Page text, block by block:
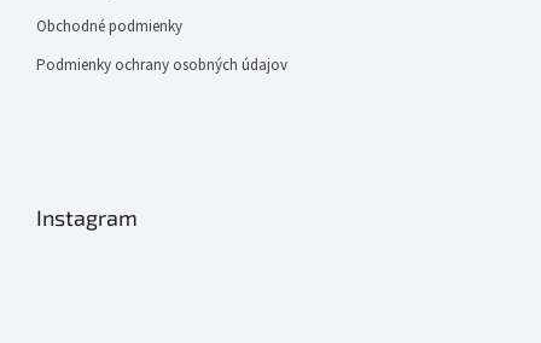
Obchodné podmienky
Podmienky ochrany osobných údajov
Instagram